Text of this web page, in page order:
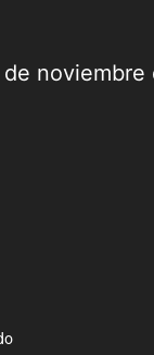
noviembre